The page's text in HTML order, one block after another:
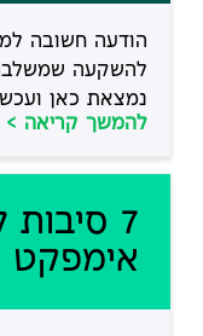
הודעה חשובה
להשקעה
נמצאת כאן
והשקעות ערך
וסביבתית.
כמנוף פיננסי
אם […]
להמשך קריאה >
7
אימפקט